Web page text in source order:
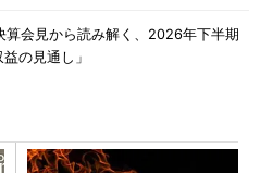
算会見から読み解く、2026年下半期
の見通し」